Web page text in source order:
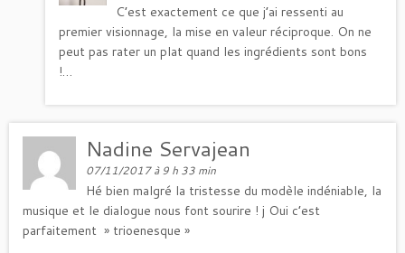
C’est exactement ce que j’ai ressenti au
premier visionnage, la mise en valeur réciproque. On ne
peut pas rater un plat quand les ingrédients sont bons
!…
Nadine Servajean
07/11/2017 à 9 h 33 min
Hé bien malgré la tristesse du modèle indéniable, la
musique et le dialogue nous font sourire ! j Oui c’est
parfaitement » trioenesque »